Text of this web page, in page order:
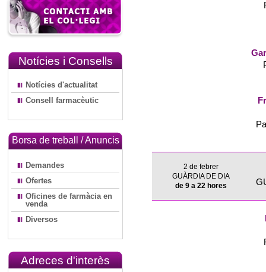
Notícies i Consells
Notícies d'actualitat
Consell farmacèutic
Borsa de treball / Anuncis
Demandes
Ofertes
Oficines de farmàcia en
venda
Diversos
Adreces d'interès
2 de febrer
GUÀRDIA DE DIA
de 9 a 22 hores